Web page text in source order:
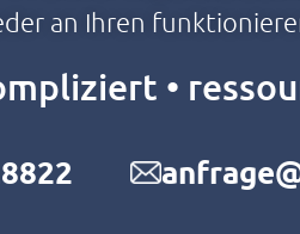
an Ihren
•